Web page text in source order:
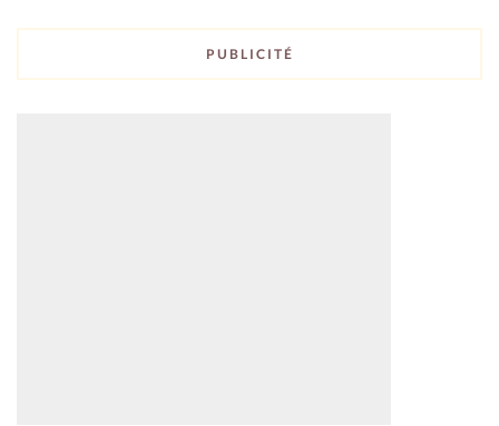
PUBLICITÉ